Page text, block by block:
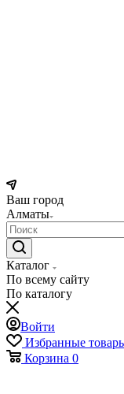
Ваш город
Алматы
Каталог
По всему сайту
По каталогу
Войти
Избранные
Корзина 0